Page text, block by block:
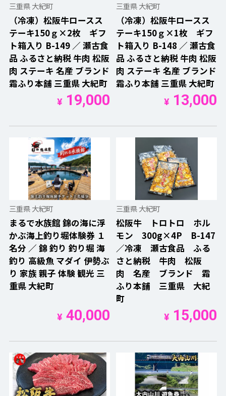
三重県 大紀町
（冷凍）松阪牛ロースス
テーキ150ｇ×2枚 ギフ
ト箱入り B-149 ／ 瀬古食
品 ふるさと納税 牛肉 松阪
肉 ステーキ 名産 ブランド
霜ふり本舗 三重県 大紀町
¥19,000
三重県 大紀町
（冷凍）松阪牛ロースス
テーキ150ｇ×1枚 ギフ
ト箱入り B-148 ／ 瀬古食
品 ふるさと納税 牛肉 松阪
肉 ステーキ 名産 ブランド
霜ふり本舗 三重県 大紀町
¥13,000
三重県 大紀町
まるで水族館 錦の海に浮
かぶ海上釣り堀体験券 １
名分 ／ 錦 釣り 釣り堀 海
釣り 高級魚 マダイ 伊勢ぶ
り 家族 親子 体験 観光 三
重県 大紀町
¥40,000
三重県 大紀町
松阪牛 トロトロ ホル
モン 300g×4P B-147
／冷凍 瀬古食品 ふる
さと納税 牛肉 松阪
肉 名産 ブランド 霜
ふり本舗 三重県 大紀
町
¥15,000